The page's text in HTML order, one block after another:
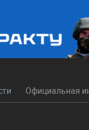
Официальная